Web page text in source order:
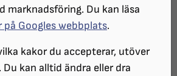
marknadsföring. Du kan läsa
på Googles webbplats.
kakor du accepterar, utöver
Du kan alltid ändra eller dra